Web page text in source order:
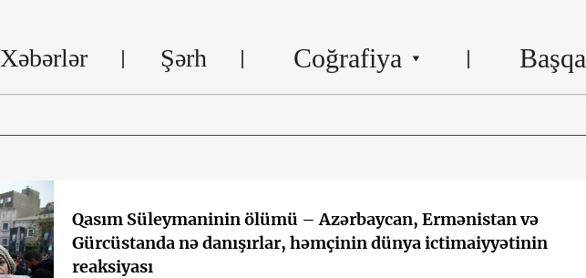
Xəbərlər Şərh Coğrafiya Başqa
Qasım Süleymaninin ölümü – Azərbaycan, Ermənistan və
Gürcüstanda nə danışırlar, həmçinin dünya ictimaiyyətinin
reaksiyası